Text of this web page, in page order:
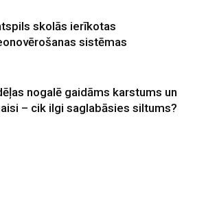
skolās ierīkotas
sistēmas
nogalē gaidāms karstums un
– cik ilgi saglabāsies siltums?